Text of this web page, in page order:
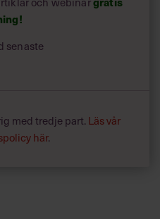
senaste
med tredje part. Läs vår
här.